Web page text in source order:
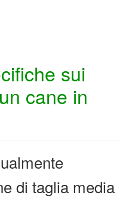
sui
cane in
di taglia media